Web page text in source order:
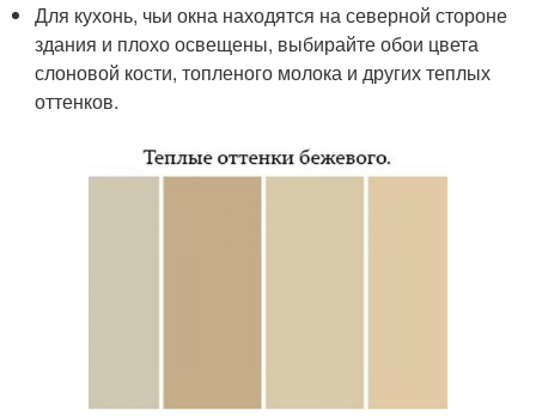
Для кухонь, чьи окна находятся на северной стороне
здания и плохо освещены, выбирайте обои цвета
слоновой кости, топленого молока и других теплых
оттенков.